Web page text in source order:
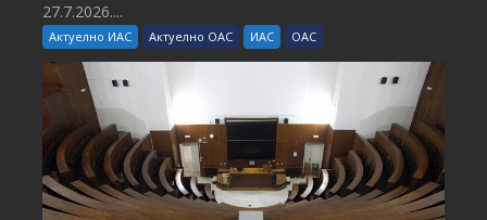
27.7.2026....
Актуелно ИАС Актуелно ОАС ИАС ОАС